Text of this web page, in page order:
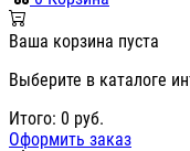
Ваша корзина пуста
Выберите в каталоге
Итого: 0 руб.
Оформить заказ